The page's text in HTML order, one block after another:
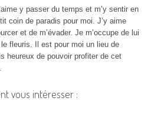
y passer du temps et m’y sentir en
coin de paradis pour moi. J’y aime
et de m’évader. Je m’occupe de lui
fleuris. Il est pour moi un lieu de
heureux de pouvoir profiter de cet
vous intéresser :